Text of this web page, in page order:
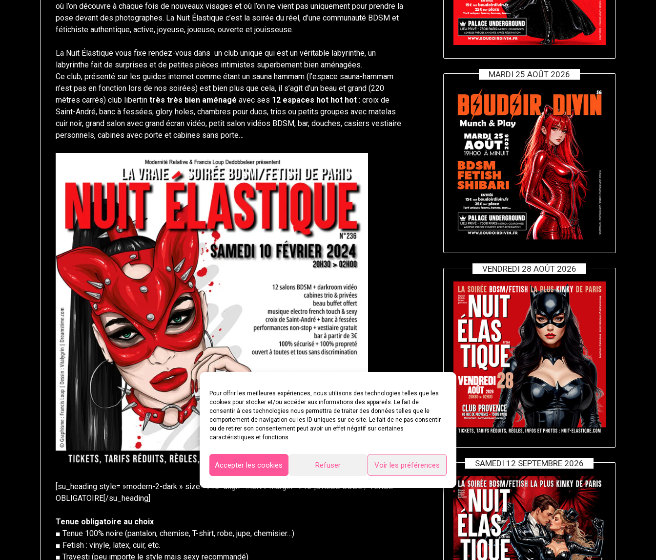
Pour offrir les meilleures expériences, nous utilisons des technologies telles que les
cookies pour stocker et/ou accéder aux informations des appareils. Le fait de
consentir à ces technologies nous permettra de traiter des données telles que le
comportement de navigation ou les ID uniques sur ce site. Le fait de ne pas consentir
ou de retirer son consentement peut avoir un effet négatif sur certaines
caractéristiques et fonctions.
Accepter les cookies Refuser Voir les préférences
où l’on découvre à chaque fois de nouveaux visages et où l’on ne vient pas uniquement pour prendre la
pose devant des photographes. La Nuit Élastique c’est la soirée du réel, d’une communauté BDSM et
fétichiste authentique, active, joyeuse, joueuse, ouverte et jouisseuse.
La Nuit Élastique vous fixe rendez-vous dans un club unique qui est un véritable labyrinthe, un
labyrinthe fait de surprises et de petites pièces intimistes superbement bien aménagées.
Ce club, présenté sur les guides internet comme étant un sauna hammam (l’espace sauna-hammam
n’est pas en fonction lors de nos soirées) est bien plus que cela, il s’agit d’un beau et grand (220
mètres carrés) club libertintrès très bien aménagé avec ses 12 espaces hot hot hot : croix de
Saint-André, banc à fessées, glory holes, chambres pour duos, trios ou petits groupes avec matelas
cuir noir, grand salon avec grand écran vidéo, petit salon vidéos BDSM, bar, douches, casiers vestiaire
personnels, cabines avec porte et cabines sans porte…
[su_heading style= »modern-2-dark » size= »15″ align= »left » margin= »10″]DRESS CODE / TENUE
OBLIGATOIRE[/su_heading]
Tenue obligatoire au choix
■ Tenue 100% noire (pantalon, chemise, T-shirt, robe, jupe, chemisier…)
■ Fetish : vinyle, latex, cuir, etc.
■ Travesti (peu importe le style mais sexy recommandé)
MARDI 25 AOÛT 2026
VENDREDI 28 AOÛT 2026
SAMEDI 12 SEPTEMBRE 2026